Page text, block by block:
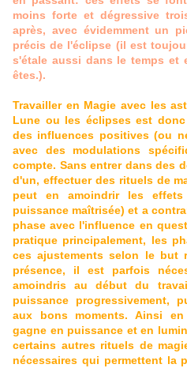
moins forte et dégressive
après, avec évidemment un
précis de l'éclipse (il est
s'étale aussi dans le temps
êtes.).
Travailler en Magie avec les
Lune ou les éclipses est
des influences positives (ou
avec des modulations
compte. Sans entrer dans des
d'un, effectuer des rituels de
peut en amoindrir les
puissance maîtrisée) et a
phase avec l'influence en
pratique principalement, les
ces ajustements selon le but
présence, il est parfois
amoindris au début du
puissance progressivement,
aux bons moments. Ainsi
gagne en puissance et en
certains autres rituels de
nécessaires qui permettent la